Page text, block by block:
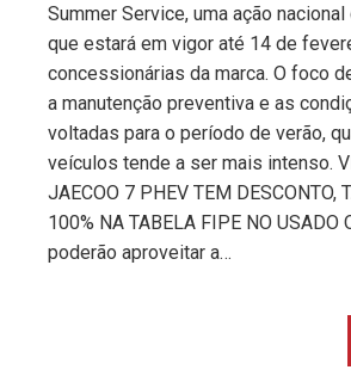
Summer Service, uma ação
que estará em vigor até 14 de
concessionárias da marca. O foco
a manutenção preventiva e as
voltadas para o período de verão,
veículos tende a ser mais intenso.
JAECOO 7 PHEV TEM DESCONTO,
100% NA TABELA FIPE NO USADO
poderão aproveitar a…